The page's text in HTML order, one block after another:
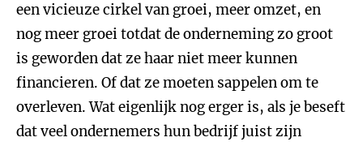
een vicieuze cirkel van groei, meer omzet, en
nog meer groei totdat de onderneming zo groot
is geworden dat ze haar niet meer kunnen
financieren. Of dat ze moeten sappelen om te
overleven. Wat eigenlijk nog erger is, als je beseft
dat veel ondernemers hun bedrijf juist zijn